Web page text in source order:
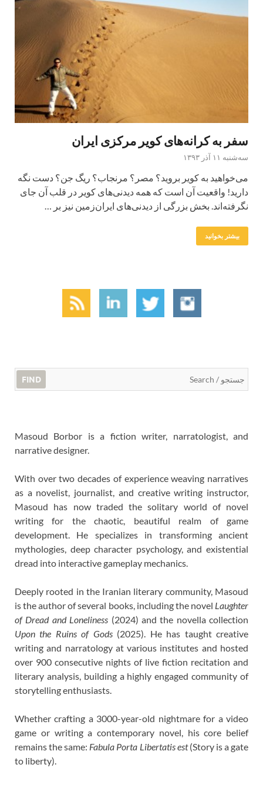
سفر به کرانه‌های کویر مرکزی ایران
سه‌شنبه ۱۱ آذر ۱۳۹۳
می‌خواهید به کویر بروید؟ مصر؟ مرنجاب؟ ریگ جن؟ دست نگه
دارید! واقعیت آن است که همه دیدنی‌های کویر در قلب آن جای
نگرفته‌اند. بخش بزرگی از دیدنی‌های ایران‌زمین نیز بر …
بیشتر بخوانید
FIND
Masoud Borbor is a fiction writer, narratologist, and
narrative designer.
With over two decades of experience weaving narratives
as a novelist, journalist, and creative writing instructor,
Masoud has now traded the solitary world of novel
writing for the chaotic, beautiful realm of game
development. He specializes in transforming ancient
mythologies, deep character psychology, and existential
dread into interactive gameplay mechanics.
Deeply rooted in the Iranian literary community, Masoud
is the author of several books, including the novel Laughter
of Dread and Loneliness (2024) and the novella collection
Upon the Ruins of Gods(2025). He has taught creative
writing and narratology at various institutes and hosted
over 900 consecutive nights of live fiction recitation and
literary analysis, building a highly engaged community of
storytelling enthusiasts.
Whether crafting a 3000-year-old nightmare for a video
game or writing a contemporary novel, his core belief
remains the same: Fabula Porta Libertatis est(Story is a gate
to liberty).